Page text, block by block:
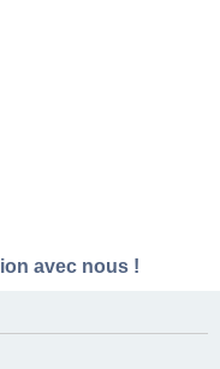
avec nous !